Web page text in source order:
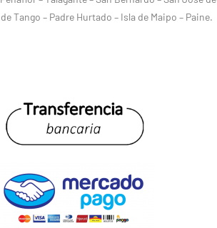
Tango – Padre Hurtado – Isla de Maipo – Paine.